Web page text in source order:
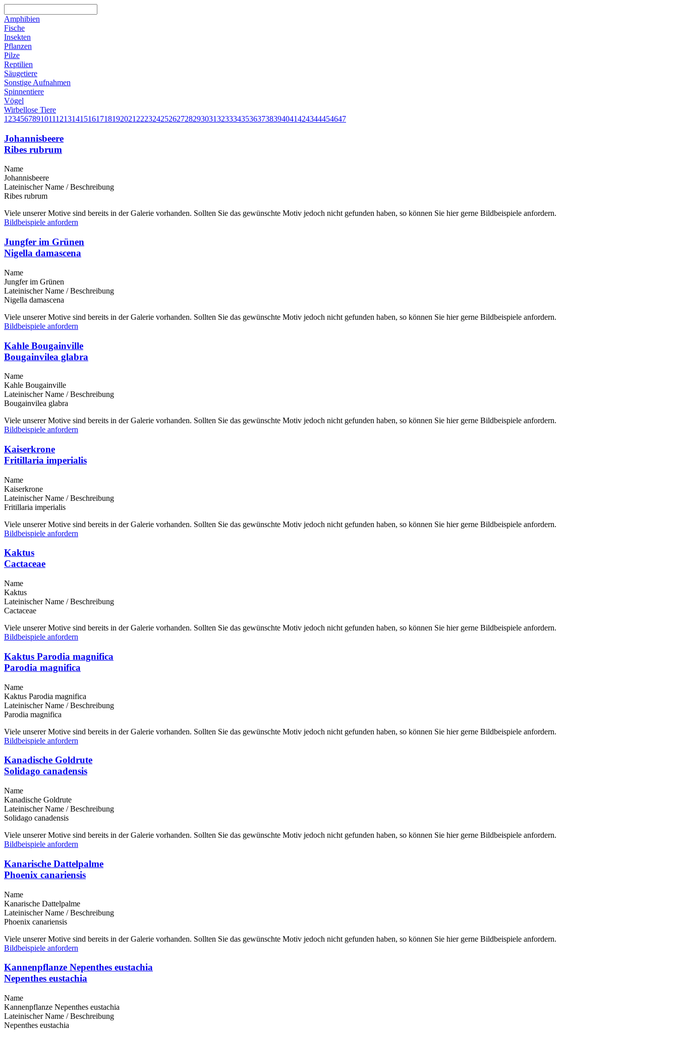
Amphibien
Fische
Insekten
Pflanzen
Pilze
Reptilien
Säugetiere
Sonstige Aufnahmen
Spinnentiere
Vögel
Wirbellose Tiere
1 23456789101112131415161718192021 2223242526272829303132333435363738394041424344454647
Johannisbeere
Ribes rubrum
Name
Johannisbeere
Lateinischer Name / Beschreibung
Ribes rubrum
Viele unserer Motive sind bereits in der Galerie vorhanden. Sollten Sie das gewünschte Motiv jedoch nicht gefunden haben, so können Sie hier gerne Bildbeispiele anfordern.
Bildbeispiele anfordern
Jungfer im Grünen
Nigella damascena
Name
Jungfer im Grünen
Lateinischer Name / Beschreibung
Nigella damascena
Viele unserer Motive sind bereits in der Galerie vorhanden. Sollten Sie das gewünschte Motiv jedoch nicht gefunden haben, so können Sie hier gerne Bildbeispiele anfordern.
Bildbeispiele anfordern
Kahle Bougainville
Bougainvilea glabra
Name
Kahle Bougainville
Lateinischer Name / Beschreibung
Bougainvilea glabra
Viele unserer Motive sind bereits in der Galerie vorhanden. Sollten Sie das gewünschte Motiv jedoch nicht gefunden haben, so können Sie hier gerne Bildbeispiele anfordern.
Bildbeispiele anfordern
Kaiserkrone
Fritillaria imperialis
Name
Kaiserkrone
Lateinischer Name / Beschreibung
Fritillaria imperialis
Viele unserer Motive sind bereits in der Galerie vorhanden. Sollten Sie das gewünschte Motiv jedoch nicht gefunden haben, so können Sie hier gerne Bildbeispiele anfordern.
Bildbeispiele anfordern
Kaktus
Cactaceae
Name
Kaktus
Lateinischer Name / Beschreibung
Cactaceae
Viele unserer Motive sind bereits in der Galerie vorhanden. Sollten Sie das gewünschte Motiv jedoch nicht gefunden haben, so können Sie hier gerne Bildbeispiele anfordern.
Bildbeispiele anfordern
Kaktus Parodia magnifica
Parodia magnifica
Name
Kaktus Parodia magnifica
Lateinischer Name / Beschreibung
Parodia magnifica
Viele unserer Motive sind bereits in der Galerie vorhanden. Sollten Sie das gewünschte Motiv jedoch nicht gefunden haben, so können Sie hier gerne Bildbeispiele anfordern.
Bildbeispiele anfordern
Kanadische Goldrute
Solidago canadensis
Name
Kanadische Goldrute
Lateinischer Name / Beschreibung
Solidago canadensis
Viele unserer Motive sind bereits in der Galerie vorhanden. Sollten Sie das gewünschte Motiv jedoch nicht gefunden haben, so können Sie hier gerne Bildbeispiele anfordern.
Bildbeispiele anfordern
Kanarische Dattelpalme
Phoenix canariensis
Name
Kanarische Dattelpalme
Lateinischer Name / Beschreibung
Phoenix canariensis
Viele unserer Motive sind bereits in der Galerie vorhanden. Sollten Sie das gewünschte Motiv jedoch nicht gefunden haben, so können Sie hier gerne Bildbeispiele anfordern.
Bildbeispiele anfordern
Kannenpflanze Nepenthes eustachia
Nepenthes eustachia
Name
Kannenpflanze Nepenthes eustachia
Lateinischer Name / Beschreibung
Nepenthes eustachia